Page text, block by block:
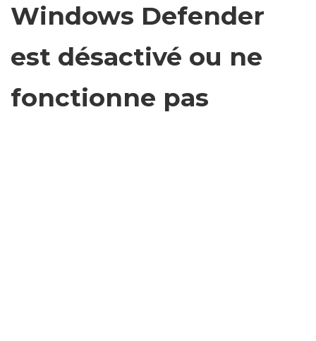
Windows Defender
est désactivé ou ne
fonctionne pas